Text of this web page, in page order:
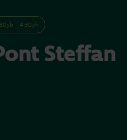
- 4:30yh
Steffan